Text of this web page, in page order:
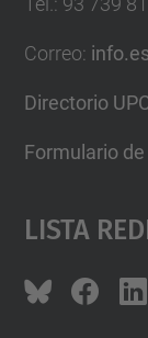
Correo:
Directorio
Formulario
Lista